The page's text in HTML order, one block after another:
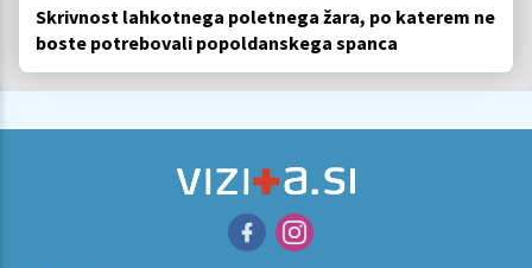
Skrivnost lahkotnega poletnega žara, po katerem ne
boste potrebovali popoldanskega spanca